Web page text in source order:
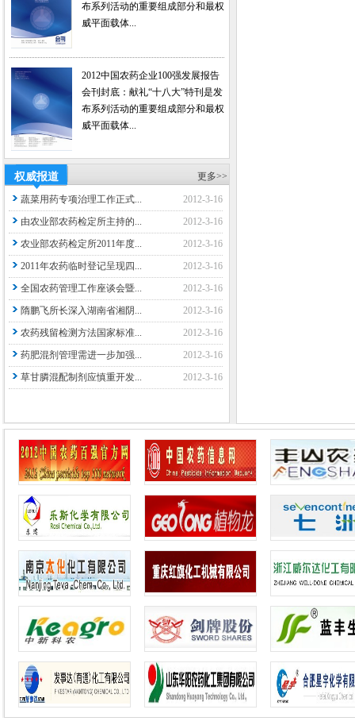
布系列活动的重要组成部分和最权
威平面载体...
2012中国农药企业100强发展报告
会刊封底：献礼“十八大”特刊是发
布系列活动的重要组成部分和最权
威平面载体...
权威报道 更多>>
蔬菜用药专项治理工作正式...
2012-3-16
由农业部农药检定所主持的...
2012-3-16
农业部农药检定所2011年度...
2012-3-16
2011年农药临时登记呈现四...
2012-3-16
全国农药管理工作座谈会暨...
2012-3-16
隋鹏飞所长深入湖南省湘阴...
2012-3-16
农药残留检测方法国家标准...
2012-3-16
药肥混剂管理需进一步加强...
2012-3-16
草甘膦混配制剂应慎重开发...
2012-3-16